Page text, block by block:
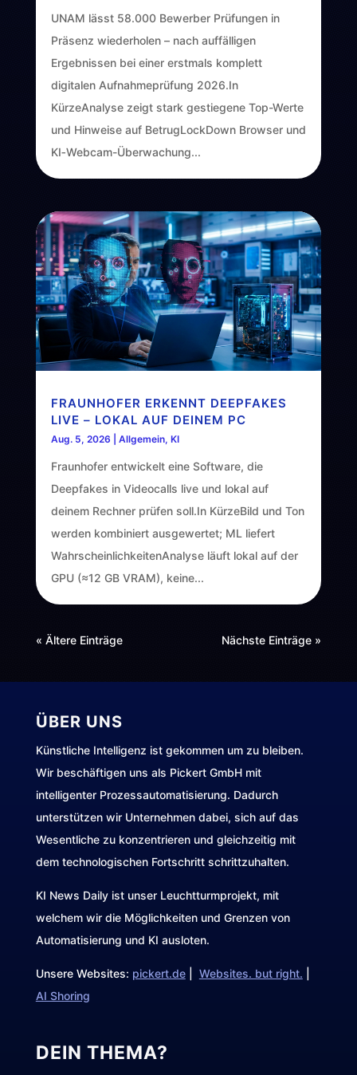
UNAM lässt 58.000 Bewerber Prüfungen in
Präsenz wiederholen – nach auffälligen
Ergebnissen bei einer erstmals komplett
digitalen Aufnahmeprüfung 2026.In
KürzeAnalyse zeigt stark gestiegene Top-Werte
und Hinweise auf BetrugLockDown Browser und
KI‑Webcam-Überwachung...
FRAUNHOFER ERKENNT DEEPFAKES
LIVE – LOKAL AUF DEINEM PC
Aug. 5, 2026 Allgemein, KI
Fraunhofer entwickelt eine Software, die
Deepfakes in Videocalls live und lokal auf
deinem Rechner prüfen soll.In KürzeBild und Ton
werden kombiniert ausgewertet; ML liefert
WahrscheinlichkeitenAnalyse läuft lokal auf der
GPU (≈12 GB VRAM), keine...
« Ältere Einträge Nächste Einträge »
ÜBER UNS
Künstliche Intelligenz ist gekommen um zu bleiben.
Wir beschäftigen uns als Pickert GmbH mit
intelligenter Prozessautomatisierung. Dadurch
unterstützen wir Unternehmen dabei, sich auf das
Wesentliche zu konzentrieren und gleichzeitig mit
dem technologischen Fortschritt schrittzuhalten.
KI News Daily ist unser Leuchtturmprojekt, mit
welchem wir die Möglichkeiten und Grenzen von
Automatisierung und KI ausloten.
Unsere Websites: pickert.de| Websites. but right.
AI Shoring
DEIN THEMA?